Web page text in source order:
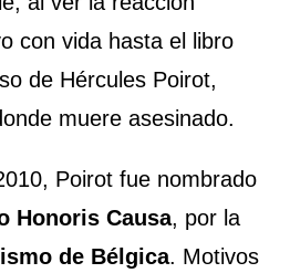
con vida hasta el libro
de Hércules Poirot,
muere asesinado.
Poirot fue nombrado
Honoris Causa, por la
de Bélgica. Motivos